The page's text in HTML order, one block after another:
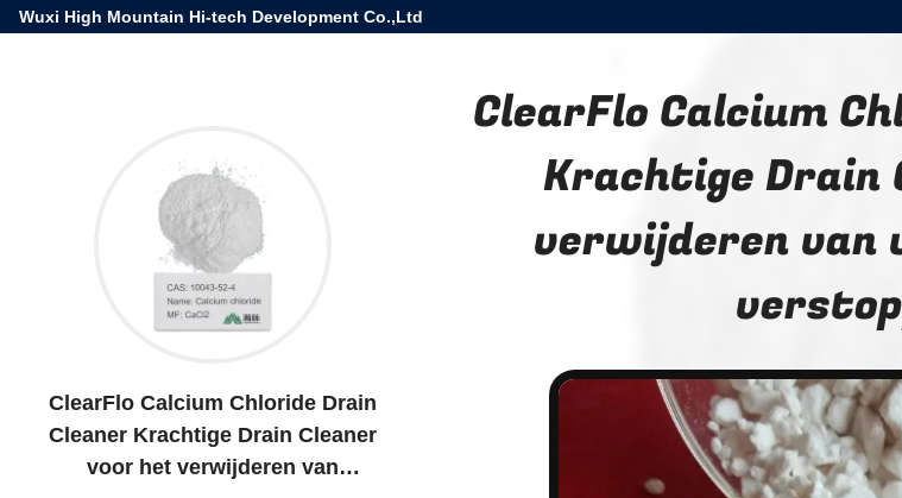
Wuxi High Mountain Hi-tech Development Co.,Ltd
ClearFlo Calcium Chloride Drain
Cleaner Krachtige Drain Cleaner
voor het verwijderen van
ClearFlo Calcium
Krachtige Drain
verwijderen van